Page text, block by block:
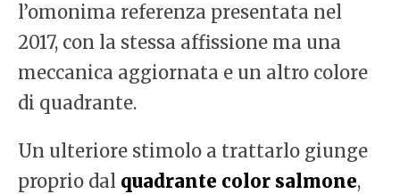
l’omonima referenza presentata nel
2017, con la stessa affissione ma una
meccanica aggiornata e un altro colore
di quadrante.
Un ulteriore stimolo a trattarlo giunge
proprio dal quadrante color salmone,